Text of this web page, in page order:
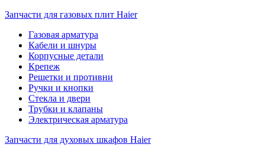
Запчасти для газовых плит Haier
Газовая арматура
Кабели и шнуры
Корпусные детали
Крепеж
Решетки и противни
Ручки и кнопки
Стекла и двери
Трубки и клапаны
Электрическая арматура
Запчасти для духовых шкафов Haier